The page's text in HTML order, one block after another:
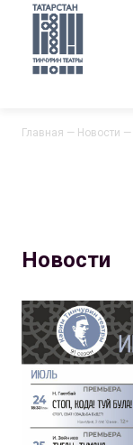
Главная — Новости —
Новости